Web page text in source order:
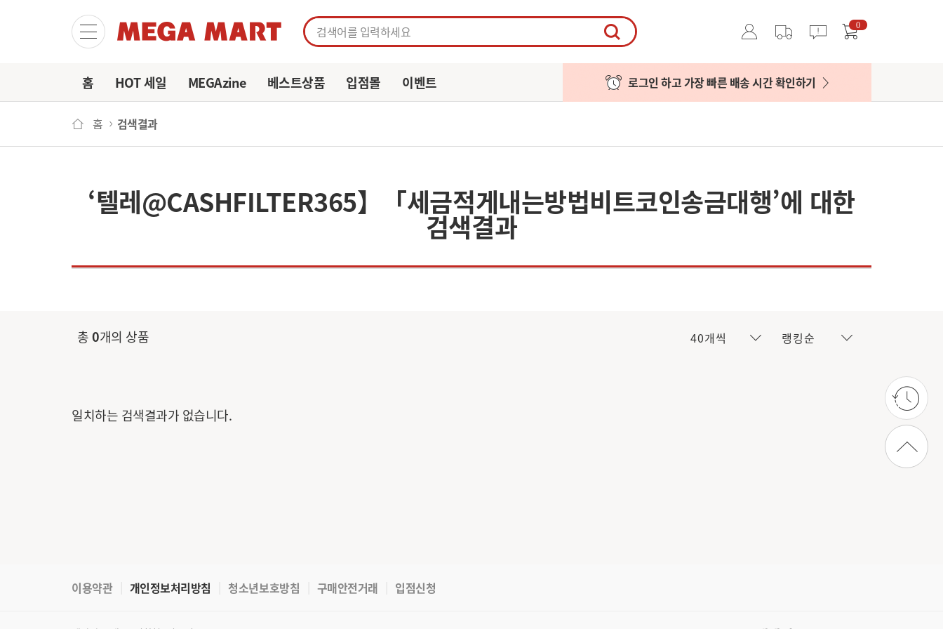
마이페이지주문/배송알림 장바구니 0
홈 HOT 세일 MEGAzine 베스트상품 입점몰 이벤트 로그인 하고 가장 빠른 배송 시간 확인하기
홈 검색결과
‘텔레@CASHFILTER365】「세금적게내는방법비트코인송금대행’에 대한
검색결과
총0개의 상품 40개씩 랭킹순
일치하는 검색결과가 없습니다.
이용약관 개인정보처리방침 청소년보호방침 구매안전거래 입점신청